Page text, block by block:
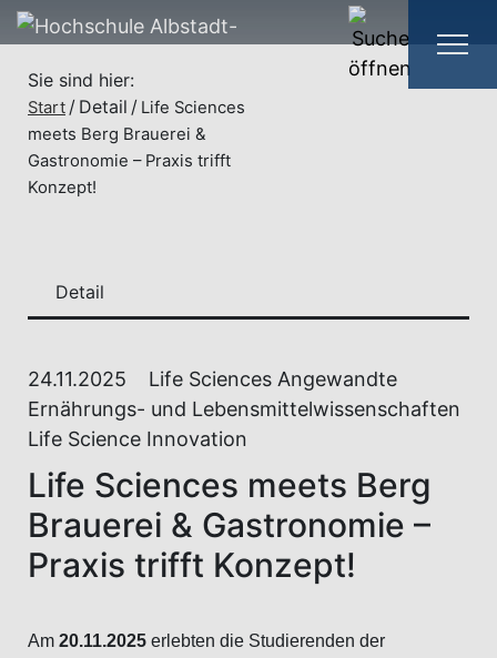
Sie sind hier:
Start Detail
Life Sciences
meets Berg Brauerei &
Gastronomie – Praxis trifft
Konzept!
24.11.2025
Life Sciences Angewandte
Ernährungs- und Lebensmittelwissenschaften
Life Science Innovation
Life Sciences meets Berg
Brauerei & Gastronomie –
Praxis trifft Konzept!
Am 20.11.2025 erlebten die Studierenden der
Detail